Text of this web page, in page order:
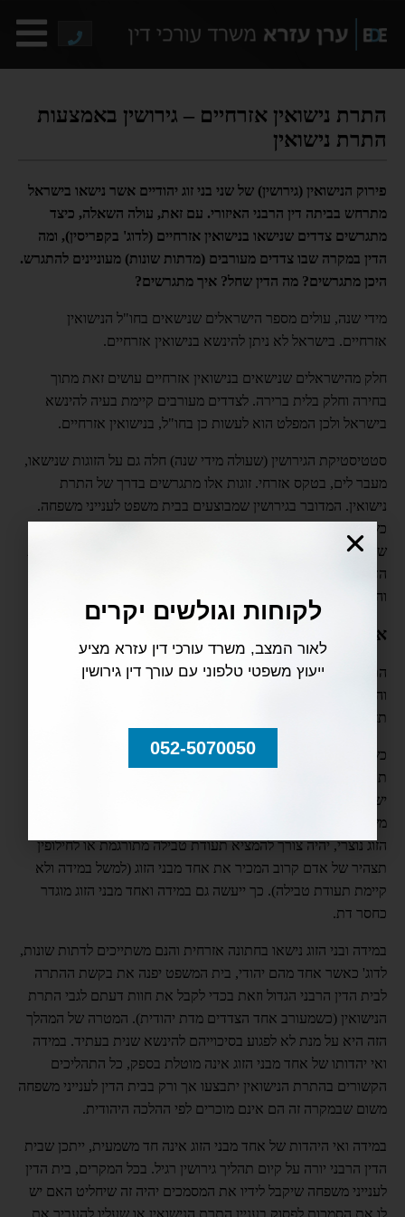
התרת נישואין אזרחיים – גירושין באמצעות
התרת נישואין
פירוק הנישואין (גירושין) של שני בני זוג יהודיים אשר נישאו בישראל
מתרחש בביתה דין הרבני האיזורי. עם זאת, עולה השאלה, כיצד
מתגרשים צדדים שנישאו בנישואין אזרחיים (לדוג' בקפריסין), ומה
הדין במקרה שבו צדדים מעורבים (מדתות שונות) מעוניינים להתגרש.
היכן מתגרשים? מה הדין שחל? איך מתגרשים?
מידי שנה, עולים מספר הישראלים שנישאים בחו"ל הנישואין
אזרחיים. בישראל לא ניתן להינשא בנישואין אזרחיים.
חלק מהישראלים שנישאים בנישואין אזרחיים עושים זאת מתוך
בחירה וחלק בלית ברירה. לצדדים מעורבים קיימת בעיה להינשא
בישראל ולכן המפלט הוא לעשות כן בחו"ל, בנישואין אזרחיים.
סטטיסטיקת הגירושין (שעולה מידי שנה) חלה גם על הזוגות שנישאו,
מעבר לים, בטקס אזרחי. זוגות אלו מתגרשים בדרך של התרת
נישואין. המדובר בגירושין שמבוצעים בבית משפט לענייני משפחה.
כששני בני הזוג יהודים (גם אם נישאו בנישואין אזרחיים) הגירושין
שלהם יהיו בבית הדין הרבני. כששני בני הזוג שייכים לאותה דת, בית
הדין המוסמך יידון בגירושין שלהם. יחד עם זאת, כשאחד מהם יהודי
והאחר לא, הגירושין יבוצעו על דרך של התרת נישואין.
איך מבצעים את ההתרה?
התרת נישואין יכולה להתבצע בהסכמה. זו הדרך היעילה, המהירה
והזולה יותר. לשם כך, על הצדדים להכין מספר מסמכים, תצהירים,
תצהירים הקשורים לדת וכו'.
כשאין הסכמה, יש לבצע את התרת הנישואין בדרך של הגשת
תובענה לבית משפט לענייני משפחה. התקנות קובעות אילו מסמכים
יש לצרף ואילו הצהרות יש לכלול. הצהרות מראש לגבי הדת אליה
משתייכים בני הזוג ע"מ למנוע עיכובים מיותרים. במידה ואחד מבני
הזוג נוצרי, יהיה צורך להמציא תעודת טבילה מתורגמת או לחילופין
תצהיר של אדם קרוב המכיר את אחד מבני הזוג (למשל במידה ולא
קיימת תעודת טבילה). כך ייעשה גם במידה ואחד מבני הזוג מוגדר
כחסר דת.
במידה ובני הזוג נישאו בחתונה אזרחית והנם משתייכים לדתות שונות,
לדוג' כאשר אחד מהם יהודי, בית המשפט יפנה את בקשת ההתרה
לבית הדין הרבני הגדול וזאת בכדי לקבל את חוות דעתם לגבי התרת
הנישואין (כשמעורב אחד הצדדים מדת יהודית). המטרה של המהלך
הזה היא על מנת לא לפגוע בסיכוייהם להינשא שנית בעתיד. במידה
ואי יהדותו של אחד מבני הזוג אינה מוטלת בספק, כל התהליכים
הקשורים בהתרת הנישואין יתבצעו אך ורק בבית הדין לענייני משפחה
משום שבמקרה זה הם אינם מוכרים לפי ההלכה היהודית.
במידה ואי היהדות של אחד מבני הזוג אינה חד משמעית, ייתכן שבית
הדין הרבני יורה על קיום תהליך גירושין רגיל. בכל המקרים, בית הדין
לענייני משפחה שיקבל לידיו את המסמכים יהיה זה שיחליט האם יש
לו את הסמכות לפסוק בעניין התרת הנישואין או שעליו להעביר את
לקוחות וגולשים יקרים
לאור המצב, משרד עורכי דין עזרא מציע
ייעוץ משפטי טלפוני עם עורך דין גירושין
052-5070050